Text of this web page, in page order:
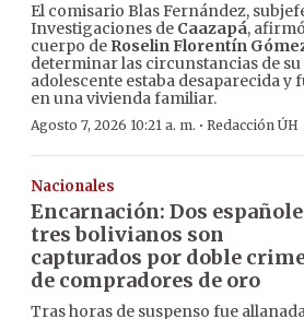
El comisario Blas Fernández,
Investigaciones de Caazapá,
cuerpo de Roselin Florentín
determinar las circunstancias de su
adolescente estaba desaparecida y
en una vivienda familiar.
Agosto 7, 2026 10:21 a. m. · Redacción ÚH
Nacionales
Encarnación: Dos
tres bolivianos son
capturados por doble
de compradores de oro
Tras horas de suspenso fue